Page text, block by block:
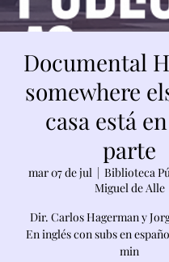
Documental
somewhere
casa está
parte
mar 07 de jul
  |
Biblioteca
Miguel de Alle
Dir. Carlos Hagerman y
En inglés con subs en
min